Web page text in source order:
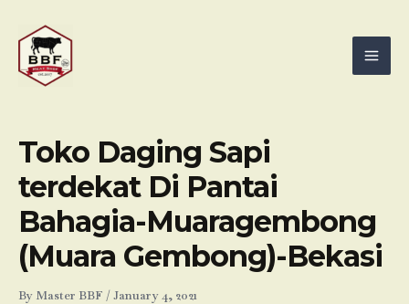
content
Toko Daging Sapi
terdekat Di Pantai
Bahagia-Muaragembong
(Muara Gembong)-Bekasi
By Master BBF /January 4, 2021